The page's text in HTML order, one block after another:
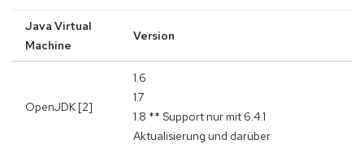
Java Virtual
Machine
Version
OpenJDK [2]
1.6
1.7
1.8 ** Support nur mit 6.4.1
Aktualisierung und darüber